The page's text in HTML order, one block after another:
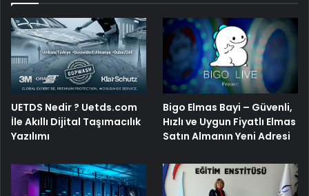
UETDS Nedir ? Uetds.com
İle Akıllı Dijital Taşımacılık
Yazılımı
Bigo Elmas Bayi – Güvenli,
Hızlı ve Uygun Fiyatlı Elmas
Satın Almanın Yeni Adresi